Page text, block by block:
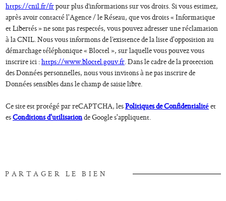
https://cnil.fr/frpour plus d’informations sur vos droits. Si vous estimez,
après avoir contacté l'Agence / le Réseau, que vos droits « Informatique
et Libertés » ne sont pas respectés, vous pouvez adresser une réclamation
à la CNIL. Nous vous informons de l’existence de la liste d'opposition au
démarchage téléphonique « Bloctel », sur laquelle vous pouvez vous
inscrire ici :https://www.bloctel.gouv.fr . Dans le cadre de la protection
des Données personnelles, nous vous invitons à ne pas inscrire de
Données sensibles dans le champ de saisie libre.
Ce site est protégé par reCAPTCHA, lesPolitiques de Confidentialitéet
esConditions d'utilisationde Google s'appliquent.
PARTAGER LE BIEN